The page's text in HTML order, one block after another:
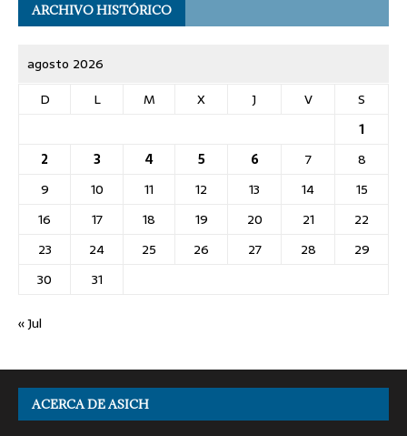
ARCHIVO HISTÓRICO
agosto 2026
D
L M X J V
S
1
2
3 4 5 6 7
8
9
10 11 12 13 14
15
16
17 18 19 20 21
22
23
24 25 26 27 28
29
30
31
« Jul
ACERCA DE ASICH